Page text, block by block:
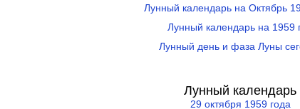
Лунный календарь на Октябрь
Лунный календарь на 1959
Лунный день и фаза Луны
Лунный календарь
29 октября 1959 года